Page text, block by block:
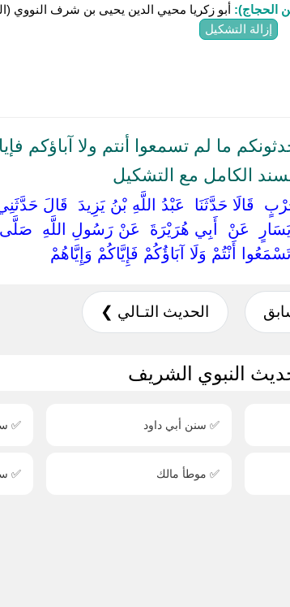
الحجاج): أبو زكريا محيي الدين يحيى بن شرف النووي
إزالة التشكيل
ما لم تسمعوا أنتم ولا آباؤكم
الكامل مع التشكيل
‏قَالَا حَدَّثَنَا ‏ ‏عَبْدُ اللَّهِ بْنُ يَزِيدَ ‏ ‏قَالَ
‏عَنْ ‏ ‏أَبِي هُرَيْرَةَ ‏ ‏عَنْ رَسُولِ اللَّهِ ‏ ‏صَلَّى
أَنْتُمْ وَلَا آبَاؤُكُمْ فَإِيَّاكُمْ وَإِيَّاهُمْ
الحديث التـالي ❯
النبوي الشريف
✅ سنن أبي داود ✅
✅ موطأ مالك ✅